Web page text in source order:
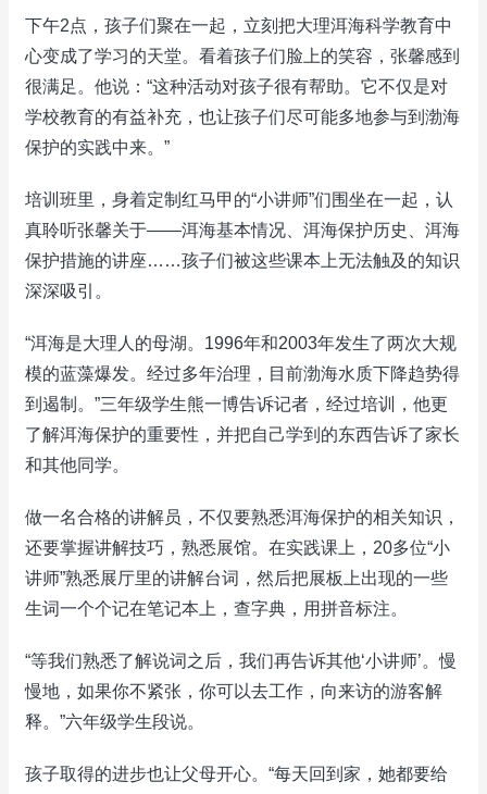
下午2点，孩子们聚在一起，立刻把大理洱海科学教育中
心变成了学习的天堂。看着孩子们脸上的笑容，张馨感到
很满足。他说：“这种活动对孩子很有帮助。它不仅是对
学校教育的有益补充，也让孩子们尽可能多地参与到渤海
保护的实践中来。”
培训班里，身着定制红马甲的“小讲师”们围坐在一起，认
真聆听张馨关于——洱海基本情况、洱海保护历史、洱海
保护措施的讲座……孩子们被这些课本上无法触及的知识
深深吸引。
“洱海是大理人的母湖。1996年和2003年发生了两次大规
模的蓝藻爆发。经过多年治理，目前渤海水质下降趋势得
到遏制。”三年级学生熊一博告诉记者，经过培训，他更
了解洱海保护的重要性，并把自己学到的东西告诉了家长
和其他同学。
做一名合格的讲解员，不仅要熟悉洱海保护的相关知识，
还要掌握讲解技巧，熟悉展馆。在实践课上，20多位“小
讲师”熟悉展厅里的讲解台词，然后把展板上出现的一些
生词一个个记在笔记本上，查字典，用拼音标注。
“等我们熟悉了解说词之后，我们再告诉其他‘小讲师’。慢
慢地，如果你不紧张，你可以去工作，向来访的游客解
释。”六年级学生段说。
孩子取得的进步也让父母开心。“每天回到家，她都要给